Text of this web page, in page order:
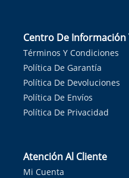
Centro De Información
Términos Y Condiciones
Política De Garantía
Política De Devoluciones
Política De Envíos
Política De Privacidad
Atención Al Cliente
Mi Cuenta